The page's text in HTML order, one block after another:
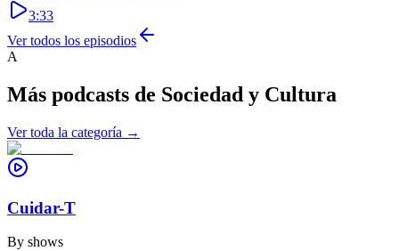
3:33
Ver todos los episodios
A
Más podcasts de Sociedad y Cultura
Ver toda la categoría →
Cuidar-T
By shows